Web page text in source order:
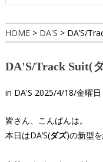
HOME> DA'S > DA’S/
DA'S/Track Suit(
in DA'S 2025/4/18/金曜日
皆さん、こんばんは。
本日はDA’S(ダズ)の新型を